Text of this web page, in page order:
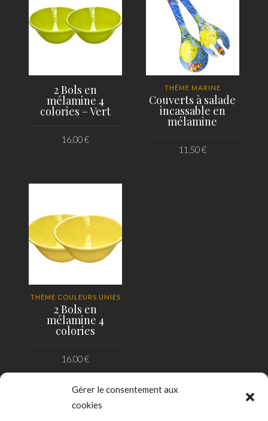
Gérer le consentement aux
cookies
2 Bols en
mélamine 4
colories – Vert
16.00€
THÈME MARINE
Couverts à salade
incassable en
mélamine
11.50€
THÈME COULEURS UNIES
2 Bols en
mélamine 4
colories
16.00€